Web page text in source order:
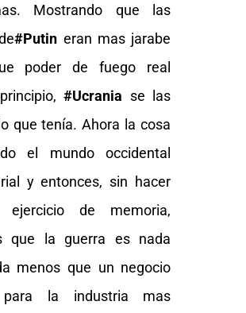
Mostrando que las
#Putin eran mas jarabe
poder de fuego real
#Ucrania se las
que tenía. Ahora la cosa
el mundo occidental
y entonces, sin hacer
ejercicio de memoria,
que la guerra es nada
menos que un negocio
para la industria mas